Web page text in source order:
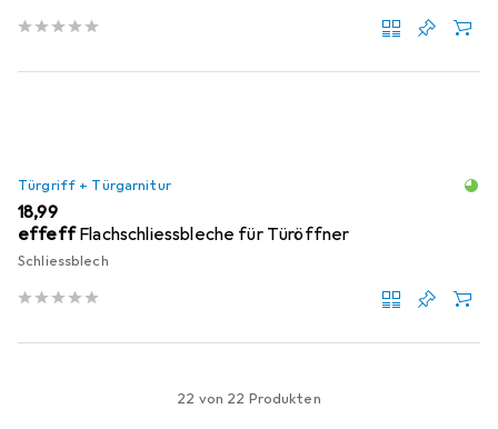
Türgriff + Türgarnitur
EUR
18,99
effeff Flachschliessbleche für Türöffner
Schliessblech
22 von 22 Produkten